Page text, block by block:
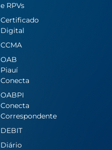
e RPVs
Certificado
Digital
CCMA
OAB
Piauí
Conecta
OABPI
Conecta
Correspondente
DEBIT
Diário